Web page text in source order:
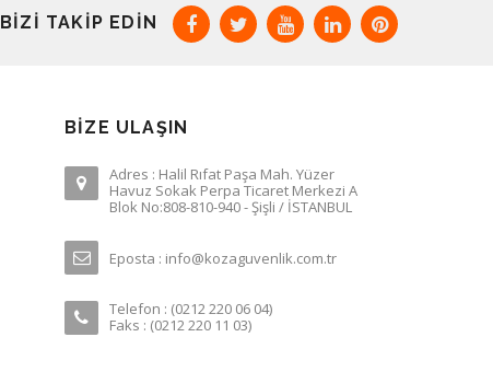
BIZI TAKIP EDIN
BIZE ULAŞIN
Adres : Halil Rıfat Paşa Mah. Yüzer
Havuz Sokak Perpa Ticaret Merkezi A
Blok No:808-810-940 - Şişli / İSTANBUL
Eposta : info@kozaguvenlik.com.tr
Telefon : (0212 220 06 04)
Faks : (0212 220 11 03)